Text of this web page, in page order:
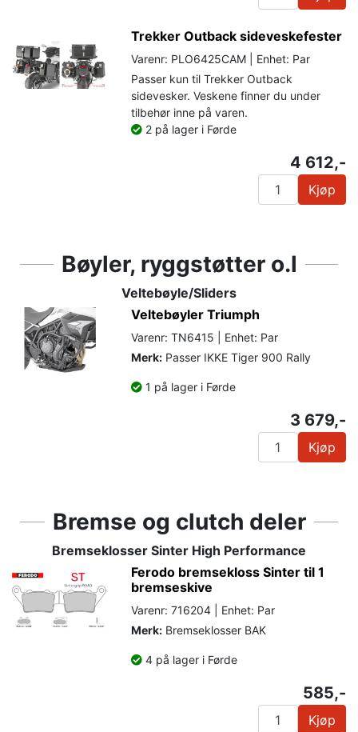
Trekker Outback sideveskefester
Varenr: PLO6425CAM | Enhet: Par
Passer kun til Trekker Outback
sidevesker. Veskene finner du under
tilbehør inne på varen.
2 på lager i Førde
4 612,-
Kjøp
Bøyler, ryggstøtter o.l
Veltebøyle/Sliders
Veltebøyler Triumph
Varenr: TN6415 | Enhet: Par
Merk: Passer IKKE Tiger 900 Rally
1 på lager i Førde
3 679,-
Kjøp
Bremse og clutch deler
Bremseklosser Sinter High Performance
Ferodo bremsekloss Sinter til 1
bremseskive
Varenr: 716204 | Enhet: Par
Merk: Bremseklosser BAK
4 på lager i Førde
585,-
Kjøp